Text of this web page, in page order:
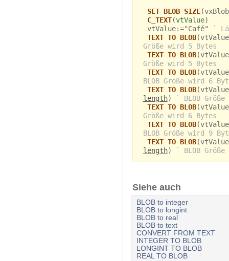
SET BLOB SIZE
C_TEXT(vtValue)
vtValue:="Café"
`
TEXT TO BLOB
Größe wird 5 Bytes
TEXT TO BLOB
Größe wird 5 Bytes
TEXT TO BLOB
BLOB Größe wird 6
TEXT TO BLOB
length)
` BLOB
TEXT TO BLOB
Größe wird 6 Bytes
TEXT TO BLOB
BLOB Größe wird 9
TEXT TO BLOB
length) ` BLOB
Siehe auch
BLOB to integer
BLOB to longint
BLOB to real
BLOB to text
CONVERT FROM TEXT
INTEGER TO BLOB
LONGINT TO BLOB
REAL TO BLOB